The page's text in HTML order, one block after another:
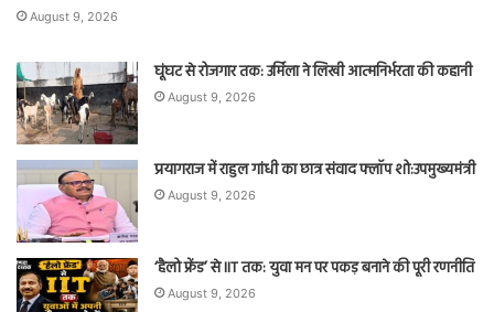
August 9, 2026
घूंघट से रोजगार तक: उर्मिला ने लिखी आत्मनिर्भरता की कहानी
August 9, 2026
प्रयागराज में राहुल गांधी का छात्र संवाद फ्लॉप शो:उपमुख्यमंत्री
August 9, 2026
‘हैलो फ्रेंड’ से IIT तक: युवा मन पर पकड़ बनाने की पूरी रणनीति
August 9, 2026